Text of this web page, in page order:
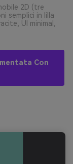
2D (tre
semplici in lilla
UI minimal,
Con